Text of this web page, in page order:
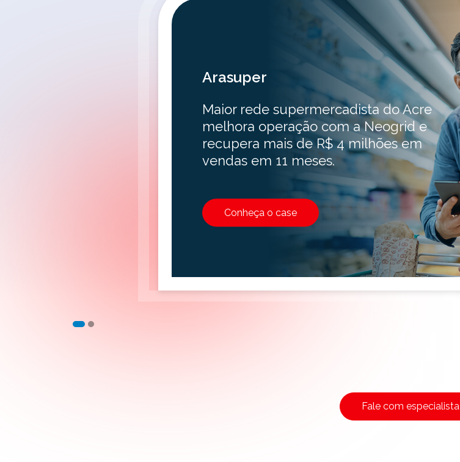
Arasuper
Maior rede supermercadista do Acre
melhora operação com a Neogrid e
recupera mais de R$ 4 milhões em
vendas em 11 meses.
Conheça o case
Fale com especialista